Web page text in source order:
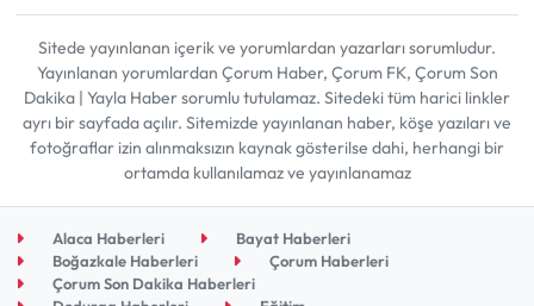
Sitede yayınlanan içerik ve yorumlardan yazarları sorumludur.
Yayınlanan yorumlardan Çorum Haber, Çorum FK, Çorum Son
Dakika | Yayla Haber sorumlu tutulamaz. Sitedeki tüm harici linkler
ayrı bir sayfada açılır. Sitemizde yayınlanan haber, köşe yazıları ve
fotoğraflar izin alınmaksızın kaynak gösterilse dahi, herhangi bir
ortamda kullanılamaz ve yayınlanamaz
Alaca Haberleri
Bayat Haberleri
Boğazkale Haberleri
Çorum Haberleri
Çorum Son Dakika Haberleri